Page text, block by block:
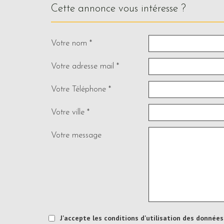
cette annonce vous intéresse ?
Votre nom *
Votre adresse mail *
Votre Téléphone *
Votre ville *
Votre message
J'accepte les conditions d'utilisation des